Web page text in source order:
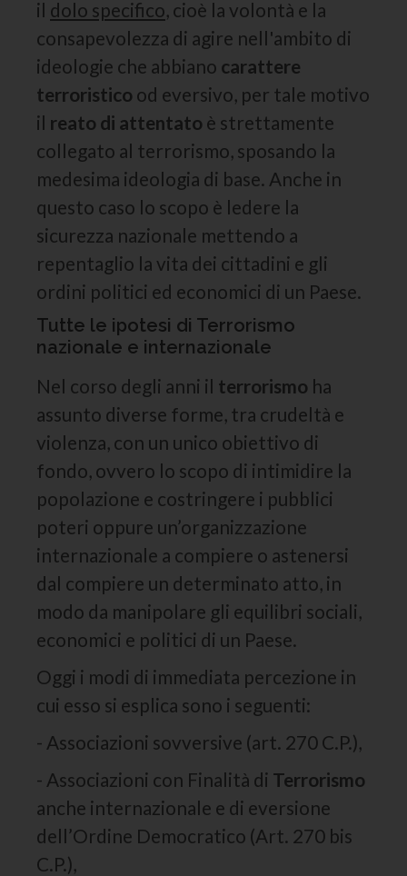
il dolo specifico, cioè la volontà e la
consapevolezza di agire nell'ambito di
ideologie che abbiano carattere
terroristico od eversivo, per tale motivo
il reato di attentato è strettamente
collegato al terrorismo, sposando la
medesima ideologia di base. Anche in
questo caso lo scopo è ledere la
sicurezza nazionale mettendo a
repentaglio la vita dei cittadini e gli
ordini politici ed economici di un Paese.
Tutte le ipotesi di Terrorismo
nazionale e internazionale
Nel corso degli anni il terrorismo ha
assunto diverse forme, tra crudeltà e
violenza, con un unico obiettivo di
fondo, ovvero lo scopo di intimidire la
popolazione e costringere i pubblici
poteri oppure un’organizzazione
internazionale a compiere o astenersi
dal compiere un determinato atto, in
modo da manipolare gli equilibri sociali,
economici e politici di un Paese.
Oggi i modi di immediata percezione in
cui esso si esplica sono i seguenti:
- Associazioni sovversive (art. 270 C.P.),
- Associazioni con Finalità di Terrorismo
anche internazionale e di eversione
dell’Ordine Democratico (Art. 270 bis
C.P.),